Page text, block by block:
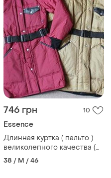
746 грн 10
Essence
Длинная куртка ( пальто )
великолепного качества (
зима ) от essenza
38 / M / 46